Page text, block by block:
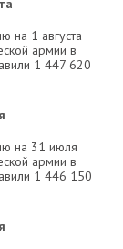
на 1 августа
армии в
1 447 620
на 31 июля
армии в
1 446 150